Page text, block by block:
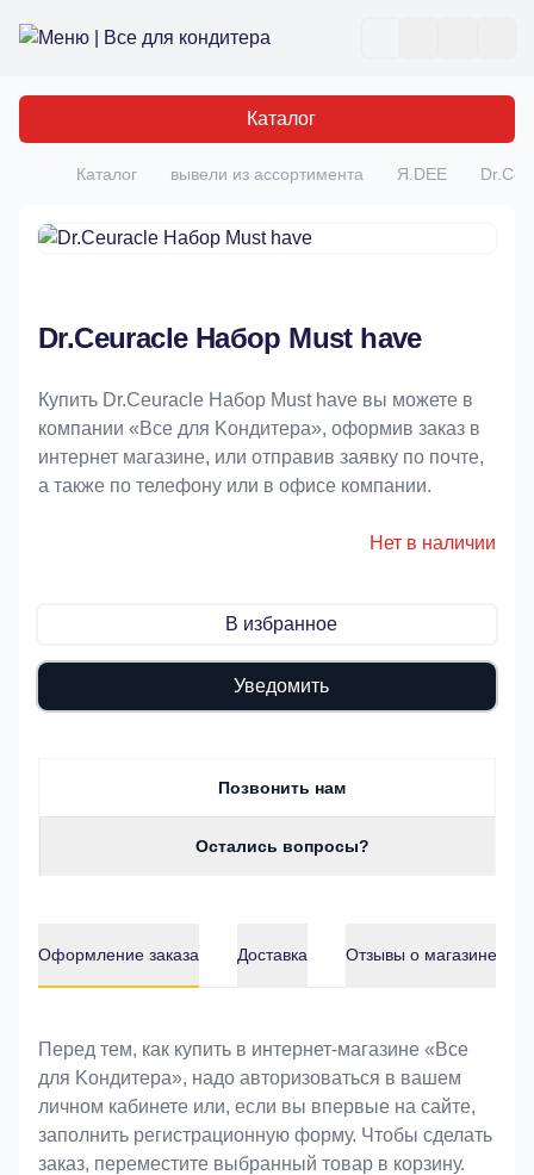
Все для кондитера
Каталог
Главная
Каталог вывели из ассортимента Я.DEE
Dr.Ceuracle Набор Must have
Купить Dr.Ceuracle Набор Must have вы можете в
компании «Bce для Koндитeрa», оформив заказ в
интернет магазине, или отправив заявку по почте,
а также по телефону или в офисе компании.
Нет в наличии
В избранное
Уведомить
Позвонить нам
Остались вопросы?
Оформление заказа Доставка Отзывы о магазине
Оформление заказа
Перед тем, как купить в интернет-магазине «Bce
для Koндитeрa», надо авторизоваться в вашем
личном кабинете или, если вы впервые на сайте,
заполнить регистрационную форму. Чтобы сделать
заказ, переместите выбранный товар в корзину.